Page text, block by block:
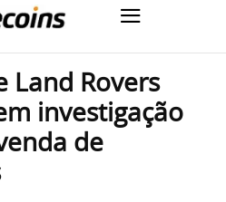
Land Rovers
investigação
de